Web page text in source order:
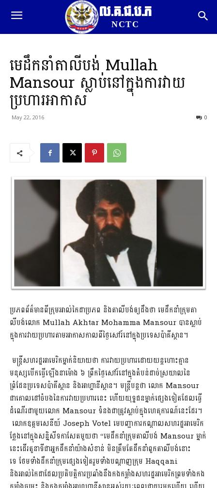
ល.គ.ជ.ប.ភ
NCTC
មេដឹកនាំតាលីបង់ Mullah​
Mansour ស្លាប់នៅក្នុងការវាយ
ប្រហារអាកាស
May 22, 2016 0
ប្រភពព័ត៌មានពីក្រុមអាល់កៃដាប្រភព និងតាលីបង់ឲ្យដឹងថា​ មេដឹកនាំក្រុមតា
លីបង់លោក Mullah Akhtar Mohamma Mansour បានស្លាប់
ក្នុងការវាយប្រហារតាមអាកាសកាលពីថ្ងៃសៅរ៍នៅក្នុងប្រទេសប៉ាគីស្ថាន។
មន្ត្រីសហរដ្ឋអាមេរិកម្នាក់និយាយ​ថា ការវាយប្រហារដោយយន្តហោះគ្មាន
មនុស្សបើកធ្វើឡើងនាម៉ោង ៦ ព្រឹកថ្ងៃសៅរ៍នៅក្នុងតំបន់ដាច់ស្រយាលនៃ
ព្រំដែនប្រទេសប៉ាគីស្ថាន និងអាហ្គានីស្ថាន។ មន្ត្រីបន្តថា លោក Mansour
ជាគោលដៅចំបងនៃការវាយប្រហារនេះ ហើយយុទ្ឋជនម្នាក់ផ្សេងទៀតដែលធ្វើ
ដំណើរជាមួយលោក​​ Mansour ទំនងជាត្រូវស្លាប់ក្នុងហេតុការណ៍នេះដែរ។
លោកឧត្តមសេនីយ៍​ Joseph Votel មេបញ្ជាការកណ្តាលសហរដ្ឋអាមេរិក
ថ្លែងនៅក្នុងសន្និសីទកាសែតមួយថា “មេដឹកនាំក្រុមតាលីបង់ Mansour ម្នាក់
នេះដើរតួនាទីជាអ្នកដឹកនាំយ៉ាងសំខាន់ មិនត្រឹមតែដឹកនាំពួកតាលីបង់នោះ
ទេ ថែមទាំងដឹកនាំក្រុមផ្សេងទៀតរួមទាំងបណ្តាញក្រុម Haqqani
និងអាល់កៃដាដែលប្រតិបត្ដិការប្រឆាំងនឹងកងកម្លាំងសហរដ្ឋអាមេរិកព្រមទាំងកង